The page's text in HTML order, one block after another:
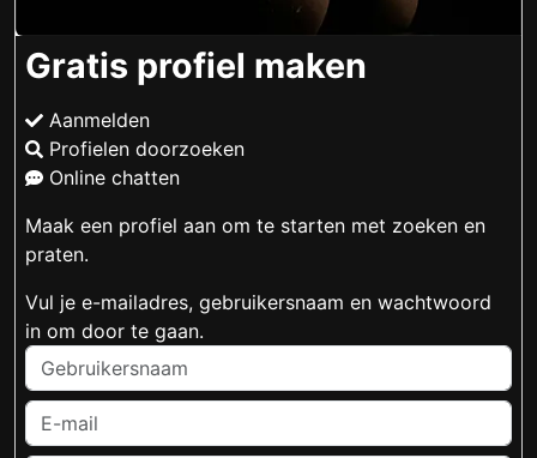
Gratis profiel maken
Aanmelden
Profielen doorzoeken
Online chatten
Maak een profiel aan om te starten met zoeken en
praten.
Vul je e-mailadres, gebruikersnaam en wachtwoord
in om door te gaan.